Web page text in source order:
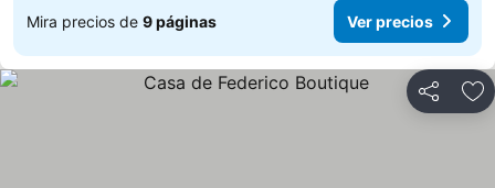
Mira precios de 9 páginas Ver precios
Compartir